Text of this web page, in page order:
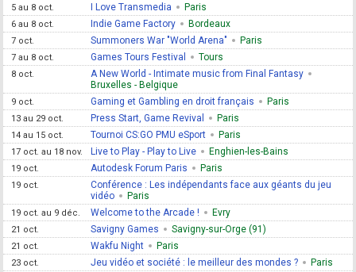
5 au 8 oct. I Love Transmedia Paris
6 au 8 oct. Indie Game Factory Bordeaux
7 oct. Summoners War "World Arena" Paris
7 au 8 oct. Games Tours Festival Tours
8 oct.
A New World - Intimate music from Final Fantasy
Bruxelles - Belgique
9 oct. Gaming et Gambling en droit français Paris
13 au 29 oct. Press Start, Game Revival Paris
14 au 15 oct. Tournoi CS:GO PMU eSport Paris
17 oct. au 18 nov. Live to Play - Play to Live Enghien-les-Bains
19 oct. Autodesk Forum Paris Paris
19 oct.
Conférence : Les indépendants face aux géants du jeu
vidéo
Paris
19 oct. au 9 déc. Welcome to the Arcade ! Evry
21 oct. Savigny Games Savigny-sur-Orge (91)
21 oct. Wakfu Night Paris
23 oct. Jeu vidéo et société : le meilleur des mondes ? Paris